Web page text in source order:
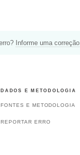
Informe uma correção
DADOS E METODOLOGIA
FONTES E METODOLOGIA
REPORTAR ERRO